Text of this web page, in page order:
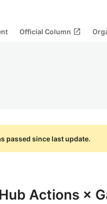
Official Column open_in_new
passed since last update.
Actions ×